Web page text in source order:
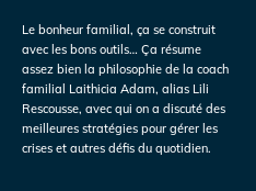
Le bonheur familial, ça se construit
avec les bons outils… Ça résume
assez bien la philosophie de la coach
familial Laithicia Adam, alias Lili
Rescousse, avec qui on a discuté des
meilleures stratégies pour gérer les
crises et autres défis du quotidien.